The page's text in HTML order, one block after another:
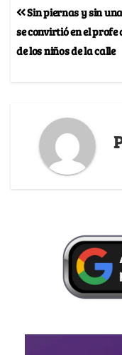
Sin piernas y sin
se convirtió en el profe
de los niños de la calle